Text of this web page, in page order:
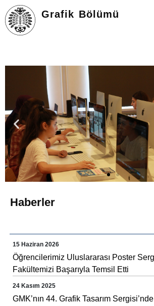
Grafik Bölümü
KIŞILER
DERS LISTESI
ARAŞTIRMA
TOPLUMA KATKI
ADAY ÖĞRENCILER
İLETIŞIM
Haberler
15 Haziran 2026
Öğrencilerimiz Uluslararası Poster
Fakültemizi Başarıyla Temsil Etti
24 Kasım 2025
GMK’nın 44. Grafik Tasarım